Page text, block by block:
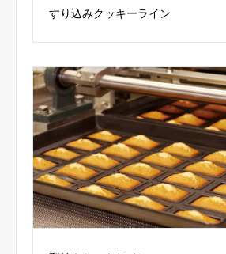
すり込みクッキーライン